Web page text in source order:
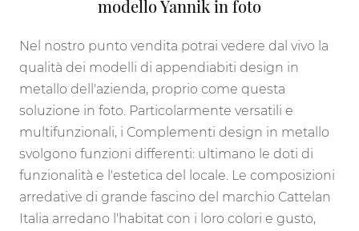
modello Yannik in foto
Nel nostro punto vendita potrai vedere dal vivo la
qualità dei modelli di appendiabiti design in
metallo dell'azienda, proprio come questa
soluzione in foto. Particolarmente versatili e
multifunzionali, i Complementi design in metallo
svolgono funzioni differenti: ultimano le doti di
funzionalità e l'estetica del locale. Le composizioni
arredative di grande fascino del marchio Cattelan
Italia arredano l'habitat con i loro colori e gusto,